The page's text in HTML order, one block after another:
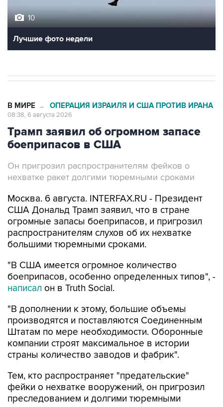
10
Лучшие фото недели
В МИРЕ → ОПЕРАЦИЯ ИЗРАИЛЯ И США ПРОТИВ ИРАНА
08:38, 6 августа 2026
Трамп заявил об огромном запасе
боеприпасов в США
Он пригрозил распространителям фейков о
нехватке ракет долгими тюремными сроками
Москва. 6 августа. INTERFAX.RU - Президент
США Дональд Трамп заявил, что в стране
огромные запасы боеприпасов, и пригрозил
распространителям слухов об их нехватке
большими тюремными сроками.
"В США имеется огромное количество
боеприпасов, особенно определенных типов", -
написал он в Truth Social.
"В дополнении к этому, большие объемы
производятся и поставляются Соединенным
Штатам по мере необходимости. Оборонные
компании строят максимальное в истории
страны количество заводов и фабрик".
Тем, кто распространяет "предательские"
фейки о нехватке вооружений, он пригрозил
преследованием и долгими тюремными